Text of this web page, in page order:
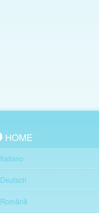
HOME
Italiano
Deutsch
Română